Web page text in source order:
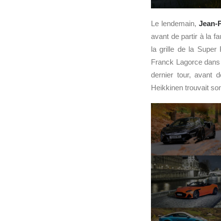
Le lendemain, Jean-
avant de partir à la
la grille de la Super
Franck Lagorce
dernier tour, avant
Heikkinen trouvait